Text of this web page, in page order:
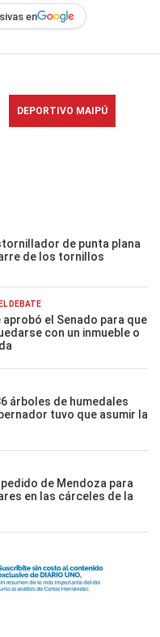
en
DEPORTIVO MAIPÚ
de punta plana
de los tornillos
DEBATE
el Senado para que
con un inmueble o
árboles de humedales
tuvo que asumir la
de Mendoza para
en las cárceles de la